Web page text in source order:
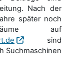
Nach der
später noch
auf
sind
Suchmaschinen